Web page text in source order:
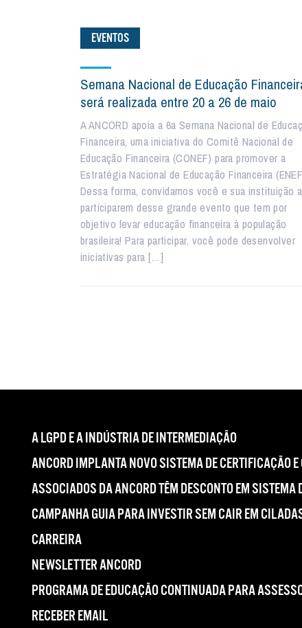
EVENTOS
Semana Nacional de Educação
será realizada entre 20 a 26 de maio
A ANCORD apoia a 6a Semana Nacional de
Financeira, uma iniciativa do Comitê Nacional de
Educação Financeira (CONEF) para promover a
Estratégia Nacional de Educação Financeira
Dessa forma, convidamos você e sua instituição a
participarem desse grande evento que tem por
objetivo levar educação financeira à população
brasileira! Para participar, você pode desenvolver
iniciativas para […]
A LGPD E A INDÚSTRIA DE INTERMEDIAÇÃO
ANCORD IMPLANTA NOVO SISTEMA DE CERTIFICAÇÃO
ASSOCIADOS DA ANCORD TÊM DESCONTO EM
CAMPANHA GUIA PARA INVESTIR SEM CAIR EM
CARREIRA
NEWSLETTER ANCORD
PROGRAMA DE EDUCAÇÃO CONTINUADA PARA
RECEBER EMAIL